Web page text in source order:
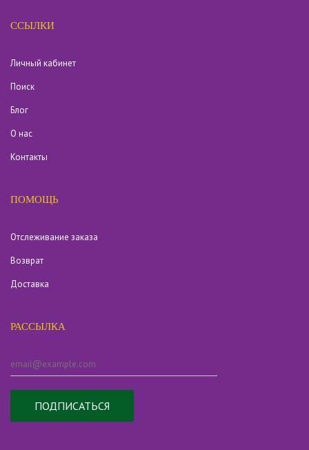
ССЫЛКИ
Личный кабинет
Поиск
Блог
О нас
Контакты
ПОМОЩЬ
Отслеживание заказа
Возврат
Доставка
РАССЫЛКА
ПОДПИСАТЬСЯ